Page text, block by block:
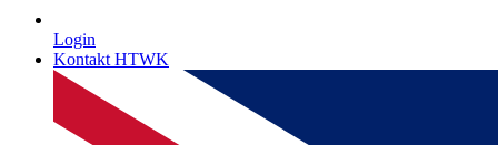
Login
Kontakt HTWK